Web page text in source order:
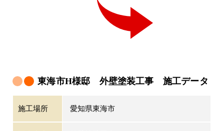
東海市H様邸 外壁塗装工事 施工データ
施工場所 愛知県東海市